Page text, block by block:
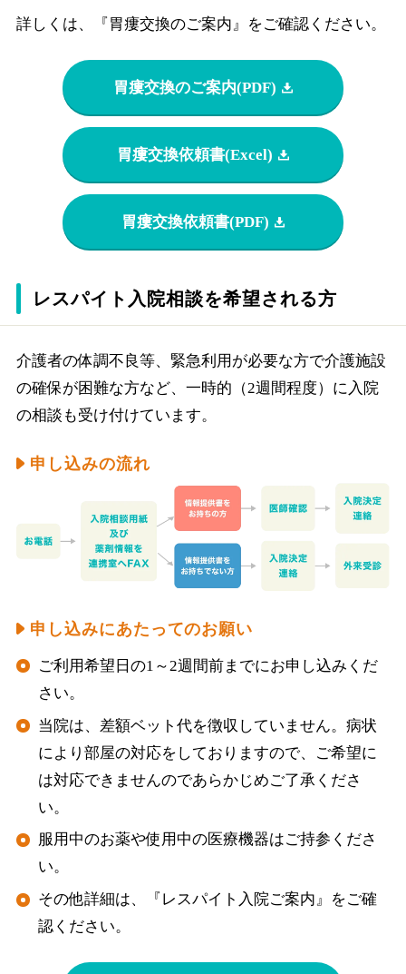
詳しくは、『胃瘻交換のご案内』をご確認ください。
胃瘻交換のご案内(PDF)
胃瘻交換依頼書(Excel)
胃瘻交換依頼書(PDF)
レスパイト入院相談を希望される方
介護者の体調不良等、緊急利用が必要な方で介護施設
の確保が困難な方など、一時的（2週間程度）に入院
の相談も受け付けています。
申し込みの流れ
申し込みにあたってのお願い
ご利用希望日の1～2週間前までにお申し込みくだ
さい。
当院は、差額ベット代を徴収していません。病状
により部屋の対応をしておりますので、ご希望に
は対応できませんのであらかじめご了承くださ
い。
服用中のお薬や使用中の医療機器はご持参くださ
い。
その他詳細は、『レスパイト入院ご案内』をご確
認ください。